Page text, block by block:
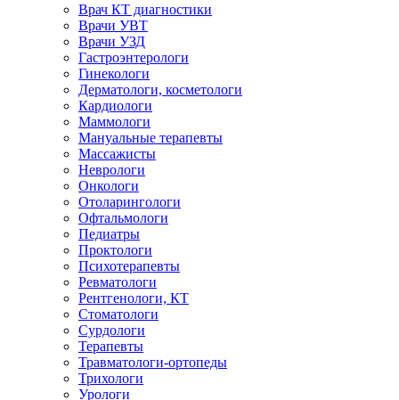
Врач КТ диагностики
Врачи УВТ
Врачи УЗД
Гастроэнтерологи
Гинекологи
Дерматологи, косметологи
Кардиологи
Маммологи
Мануальные терапевты
Массажисты
Неврологи
Онкологи
Отоларингологи
Офтальмологи
Педиатры
Проктологи
Психотерапевты
Ревматологи
Рентгенологи, КТ
Стоматологи
Сурдологи
Терапевты
Травматологи-ортопеды
Трихологи
Урологи